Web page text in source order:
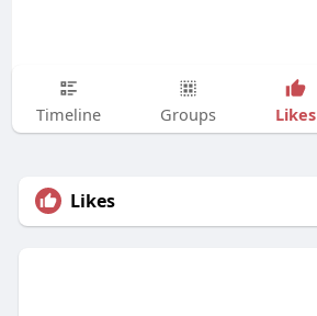
Timeline Groups Likes
Likes